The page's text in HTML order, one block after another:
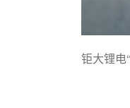
钜大锂电